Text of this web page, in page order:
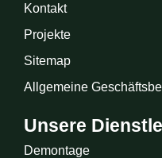
Kontakt
Projekte
Sitemap
Allgemeine
Unsere
Demontage